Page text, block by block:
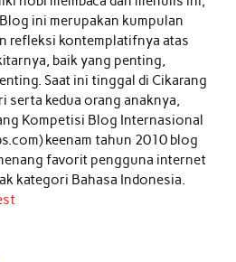
ini merupakan kumpulan
refleksi kontemplatifnya atas
baik yang penting,
Saat ini tinggal di Cikarang
serta kedua orang anaknya,
Kompetisi Blog Internasional
keenam tahun 2010 blog
favorit pengguna internet
kategori Bahasa Indonesia.